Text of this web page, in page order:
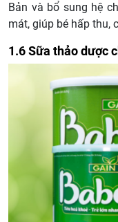
Bản và bổ sung hệ
mát, giúp bé hấp thu,
1.6 Sữa thảo dược